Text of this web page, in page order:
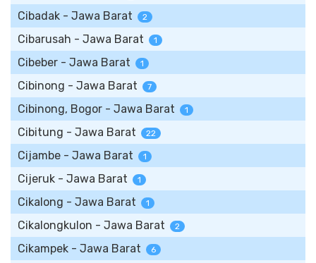
Cibadak - Jawa Barat 2
Cibarusah - Jawa Barat 1
Cibeber - Jawa Barat 1
Cibinong - Jawa Barat 7
Cibinong, Bogor - Jawa Barat 1
Cibitung - Jawa Barat 22
Cijambe - Jawa Barat 1
Cijeruk - Jawa Barat 1
Cikalong - Jawa Barat 1
Cikalongkulon - Jawa Barat 2
Cikampek - Jawa Barat 6